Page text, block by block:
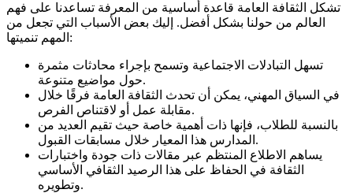
تشكل الثقافة العامة قاعدة أساسية من المعرفة تساعدنا على فهم
العالم من حولنا بشكل أفضل. إليك بعض الأسباب التي تجعل من
المهم تنميتها:
تسهل التبادلات الاجتماعية وتسمح بإجراء محادثات مثمرة
حول مواضيع متنوعة.
في السياق المهني، يمكن أن تحدث الثقافة العامة فرقًا خلال
مقابلة عمل أو لاقتناص الفرص.
بالنسبة للطلاب، فإنها ذات أهمية خاصة حيث تقيم العديد من
المدارس هذا المعيار خلال مسابقات القبول.
يساهم الاطلاع المنتظم عبر مقالات ذات جودة واختبارات
الثقافة في الحفاظ على هذا الرصيد الثقافي الأساسي
وتطويره.